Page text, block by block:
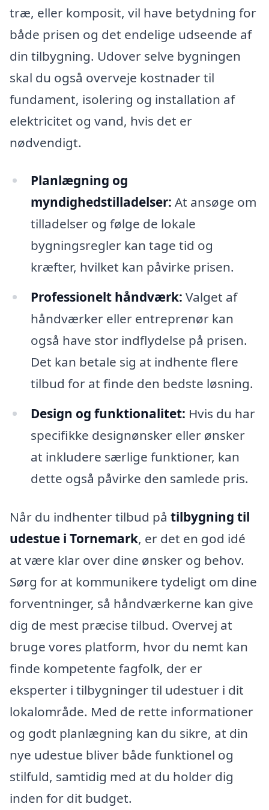
træ, eller komposit, vil have betydning for
både prisen og det endelige udseende af
din tilbygning. Udover selve bygningen
skal du også overveje kostnader til
fundament, isolering og installation af
elektricitet og vand, hvis det er
nødvendigt.
Planlægning og
myndighedstilladelser: At ansøge om
tilladelser og følge de lokale
bygningsregler kan tage tid og
kræfter, hvilket kan påvirke prisen.
Professionelt håndværk: Valget af
håndværker eller entreprenør kan
også have stor indflydelse på prisen.
Det kan betale sig at indhente flere
tilbud for at finde den bedste løsning.
Design og funktionalitet: Hvis du har
specifikke designønsker eller ønsker
at inkludere særlige funktioner, kan
dette også påvirke den samlede pris.
Når du indhenter tilbud på tilbygning til
udestue i Tornemark, er det en god idé
at være klar over dine ønsker og behov.
Sørg for at kommunikere tydeligt om dine
forventninger, så håndværkerne kan give
dig de mest præcise tilbud. Overvej at
bruge vores platform, hvor du nemt kan
finde kompetente fagfolk, der er
eksperter i tilbygninger til udestuer i dit
lokalområde. Med de rette informationer
og godt planlægning kan du sikre, at din
nye udestue bliver både funktionel og
stilfuld, samtidig med at du holder dig
inden for dit budget.